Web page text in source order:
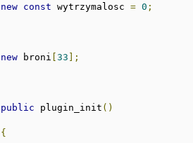
new const wytrzymalosc = 0 ;
new broni [33 ];
public plugin_init ()
{